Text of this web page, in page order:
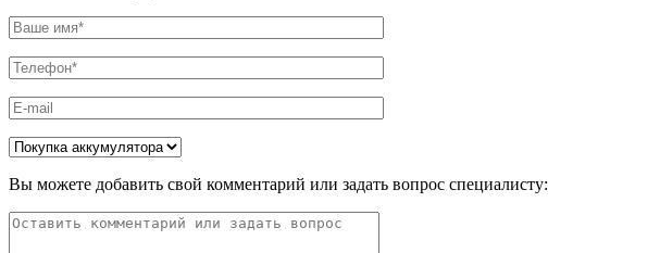
Вы можете добавить свой комментарий или задать вопрос специалисту: